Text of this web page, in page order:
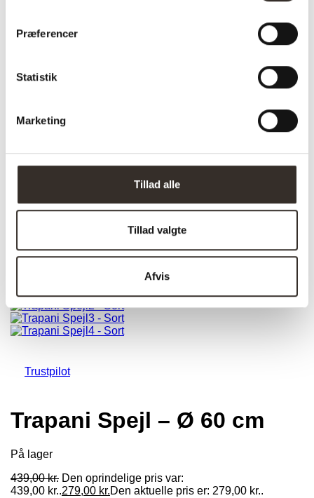
Præferencer
Statistik
Marketing
Tillad alle
Tillad valgte
Afvis
Trustpilot
Trapani Spejl – Ø 60 cm
På lager
439,00kr. Den oprindelige pris var:
439,00 kr..279,00 kr.Den aktuelle pris er: 279,00 kr..